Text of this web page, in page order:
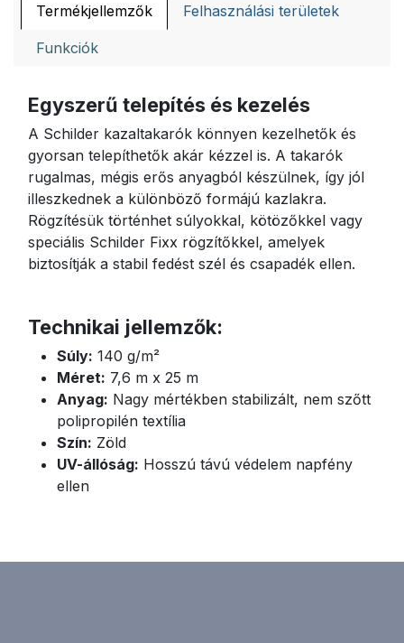
Termékjellemzők Felhasználási területek
Funkciók
Egyszerű telepítés és kezelés
A Schilder kazaltakarók könnyen kezelhetők és
gyorsan telepíthetők akár kézzel is. A takarók
rugalmas, mégis erős anyagból készülnek, így jól
illeszkednek a különböző formájú kazlakra.
Rögzítésük történhet súlyokkal, kötözőkkel vagy
speciális Schilder Fixx rögzítőkkel, amelyek
biztosítják a stabil fedést szél és csapadék ellen.
Technikai jellemzők:
Súly: 140 g/m²
Méret: 7,6 m x 25 m
Anyag: Nagy mértékben stabilizált, nem szőtt
polipropilén textília
Szín: Zöld
UV-állóság: Hosszú távú védelem napfény
ellen